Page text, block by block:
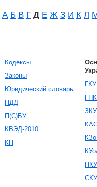
А Б В Г Д Е Ж З И К Л
Кодексы
Законы
Юридический словарь
ПДД
П(С)БУ
КВЭД-2010
КП
ГКУ
ЗКУ
НКУ
СКУ